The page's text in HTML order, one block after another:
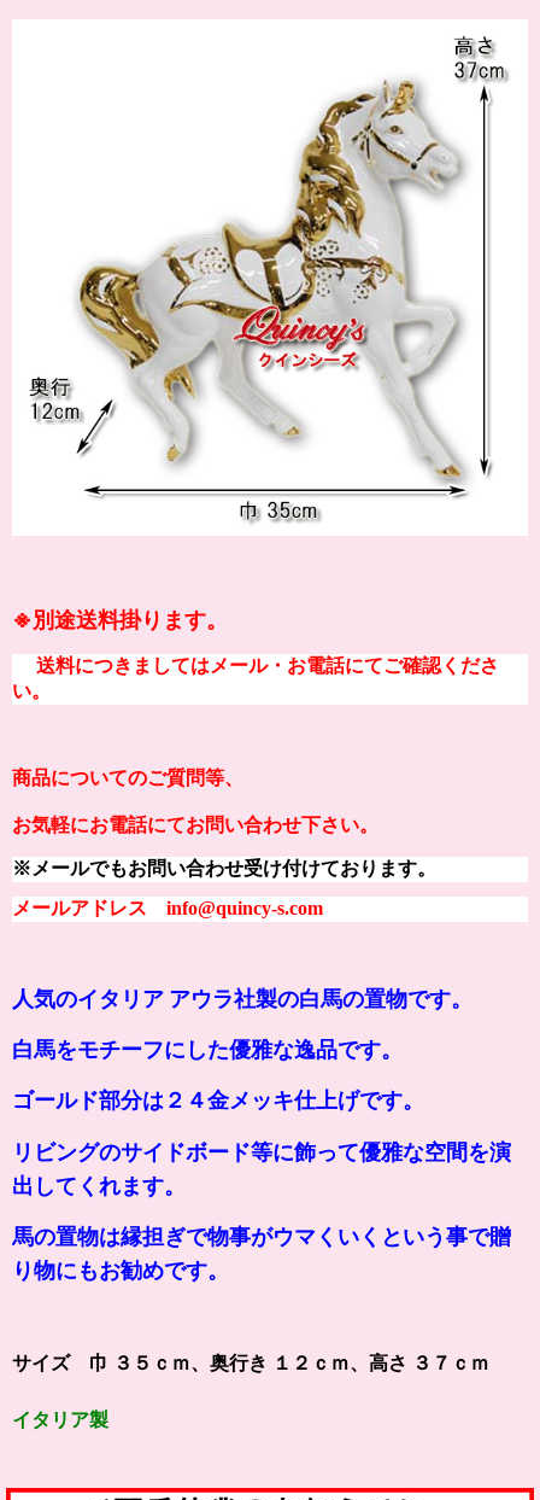
※別途送料掛ります。
送料につきましてはメール・お電話にてご確認くださ
い。
商品についてのご質問等、
お気軽にお電話にてお問い合わせ下さい。
※メールでもお問い合わせ受け付けております。
メールアドレス info@quincy-s.com
人気のイタリア アウラ社製の白馬の置物です。
白馬をモチーフにした優雅な逸品です。
ゴールド部分は２４金メッキ仕上げです。
リビングのサイドボード等に飾って優雅な空間を演
出してくれます。
馬の置物は縁担ぎで物事がウマ くいくという事で贈
り物にもお勧めです。
サイズ 巾 ３５ｃｍ、奥行き １２ｃｍ、高さ ３７ｃｍ
イタリア製